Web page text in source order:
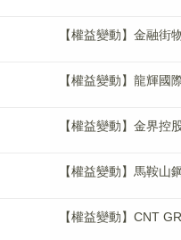
【權益變動】金融
【權益變動】龍輝
【權益變動】金界
【權益變動】馬鞍
【權益變動】CNT